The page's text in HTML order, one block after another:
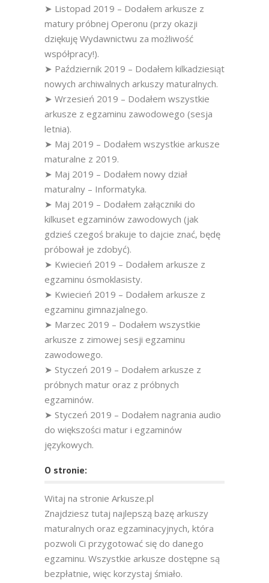
➤ Listopad 2019 – Dodałem arkusze z
matury próbnej Operonu (przy okazji
dziękuję Wydawnictwu za możliwość
współpracy!).
➤ Październik 2019 – Dodałem kilkadziesiąt
nowych archiwalnych arkuszy maturalnych.
➤ Wrzesień 2019 – Dodałem wszystkie
arkusze z egzaminu zawodowego (sesja
letnia).
➤ Maj 2019 – Dodałem wszystkie arkusze
maturalne z 2019.
➤ Maj 2019 – Dodałem nowy dział
maturalny – Informatyka.
➤ Maj 2019 – Dodałem załączniki do
kilkuset egzaminów zawodowych (jak
gdzieś czegoś brakuje to dajcie znać, będę
próbował je zdobyć).
➤ Kwiecień 2019 – Dodałem arkusze z
egzaminu ósmoklasisty.
➤ Kwiecień 2019 – Dodałem arkusze z
egzaminu gimnazjalnego.
➤ Marzec 2019 – Dodałem wszystkie
arkusze z zimowej sesji egzaminu
zawodowego.
➤ Styczeń 2019 – Dodałem arkusze z
próbnych matur oraz z próbnych
egzaminów.
➤ Styczeń 2019 – Dodałem nagrania audio
do większości matur i egzaminów
językowych.
O stronie:
Witaj na stronie Arkusze.pl
Znajdziesz tutaj najlepszą bazę arkuszy
maturalnych oraz egzaminacyjnych, która
pozwoli Ci przygotować się do danego
egzaminu. Wszystkie arkusze dostępne są
bezpłatnie, więc korzystaj śmiało.